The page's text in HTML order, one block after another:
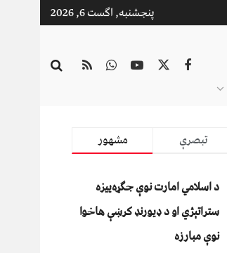
پنجشنبه, اگست 6, 2026
مشهور تبصرې
د اسلامي امارت نوې جګړه‌ییزه
ستراتېژي او د ډیورنډ کرښې هاخوا
نوې مبارزه